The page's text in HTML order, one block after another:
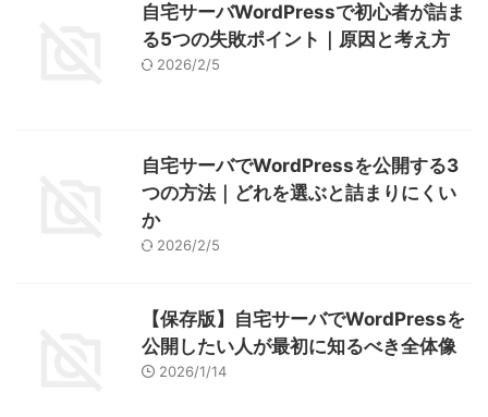
自宅サーバWordPressで初心者が詰ま
る5つの失敗ポイント｜原因と考え方
2026/2/5
自宅サーバでWordPressを公開する3
つの方法｜どれを選ぶと詰まりにくい
か
2026/2/5
【保存版】自宅サーバでWordPressを
公開したい人が最初に知るべき全体像
2026/1/14